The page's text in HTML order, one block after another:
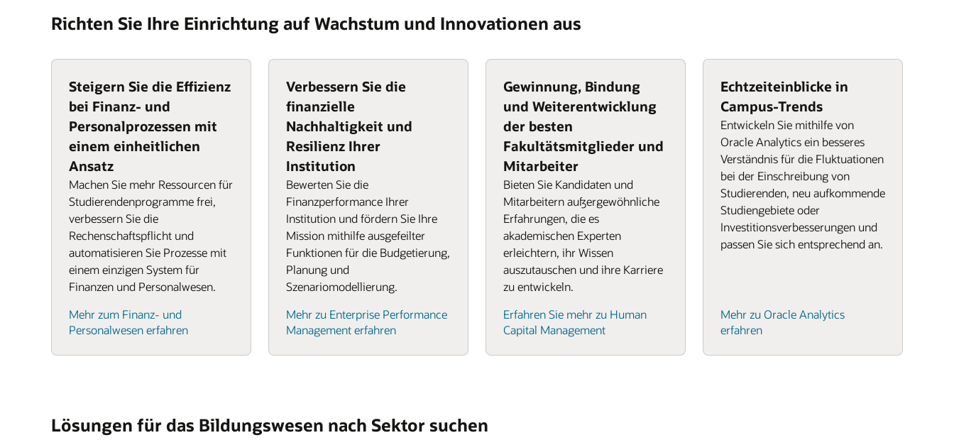
Richten Sie Ihre Einrichtung auf Wachstum und Innovationen aus
Steigern Sie die Effizienz
bei Finanz- und
Personalprozessen mit
einem einheitlichen
Ansatz
Machen Sie mehr Ressourcen für
Studierendenprogramme frei,
verbessern Sie die
Rechenschaftspflicht und
automatisieren Sie Prozesse mit
einem einzigen System für
Finanzen und Personalwesen.
Mehr zum Finanz- und
Personalwesen erfahren
Verbessern Sie die
finanzielle
Nachhaltigkeit und
Resilienz Ihrer
Institution
Bewerten Sie die
Finanzperformance Ihrer
Institution und fördern Sie Ihre
Mission mithilfe ausgefeilter
Funktionen für die Budgetierung,
Planung und
Szenariomodellierung.
Mehr zu Enterprise Performance
Management erfahren
Gewinnung, Bindung
und Weiterentwicklung
der besten
Fakultätsmitglieder und
Mitarbeiter
Bieten Sie Kandidaten und
Mitarbeitern außergewöhnliche
Erfahrungen, die es
akademischen Experten
erleichtern, ihr Wissen
auszutauschen und ihre Karriere
zu entwickeln.
Erfahren Sie mehr zu Human
Capital Management
Echtzeiteinblicke in
Campus-Trends
Entwickeln Sie mithilfe von
Oracle Analytics ein besseres
Verständnis für die Fluktuationen
bei der Einschreibung von
Studierenden, neu aufkommende
Studiengebiete oder
Investitionsverbesserungen und
passen Sie sich entsprechend an.
Mehr zu Oracle Analytics
erfahren
Lösungen für das Bildungswesen nach Sektor suchen